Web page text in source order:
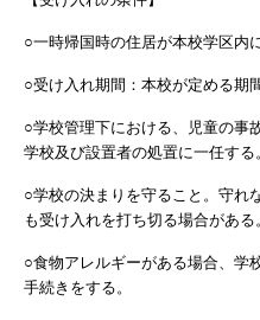
○一時帰国時の住居が本校学区内
○受け入れ期間：本校が定める期
○学校管理下における、児童の事
学校及び設置者の処置に一任する
○学校の決まりを守ること。守れ
も受け入れを打ち切る場合がある
○食物アレルギーがある場合、学
手続きをする。